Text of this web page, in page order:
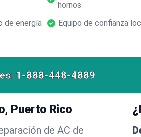
hornos
de energía Equipo de confianza
1-888-448-4889
Puerto Rico
de AC de